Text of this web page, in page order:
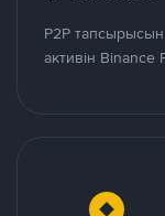
P2P
активін Binance